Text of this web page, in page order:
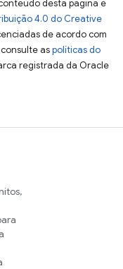
desta página é
4.0 do Creative
de acordo com
aspolíticas do
registrada da Oracle